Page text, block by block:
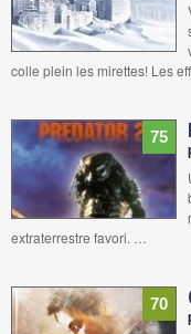
colle plein les mirettes! Les
75
extraterrestre favori. …
70